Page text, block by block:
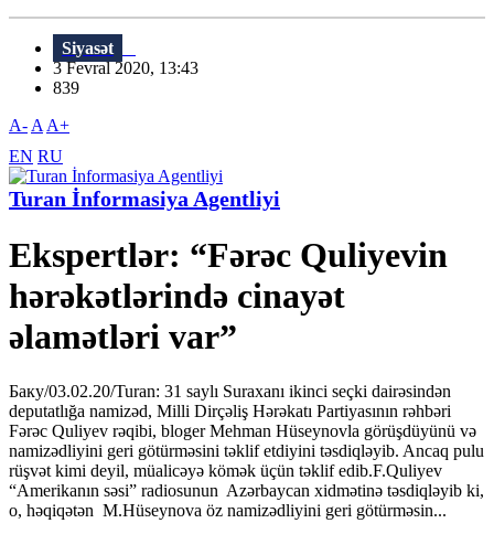
Siyasət
3 Fevral 2020, 13:43
839
A- A A+
EN RU
Turan İnformasiya Agentliyi
Ekspertlər: “Fərəc Quliyevin
hərəkətlərində cinayət
əlamətləri var”
Баку/03.02.20/Turan: 31 saylı Suraxanı ikinci seçki dairəsindən
deputatlığa namizəd, Milli Dirçəliş Hərəkatı Partiyasının rəhbəri
Fərəc Quliyev rəqibi, bloger Mehman Hüseynovla görüşdüyünü və
namizədliyini geri götürməsini təklif etdiyini təsdiqləyib. Ancaq pulu
rüşvət kimi deyil, müalicəyə kömək üçün təklif edib.F.Quliyev
“Amerikanın səsi” radiosunun Azərbaycan xidmətinə təsdiqləyib ki,
o, həqiqətən M.Hüseynova öz namizədliyini geri götürməsin...